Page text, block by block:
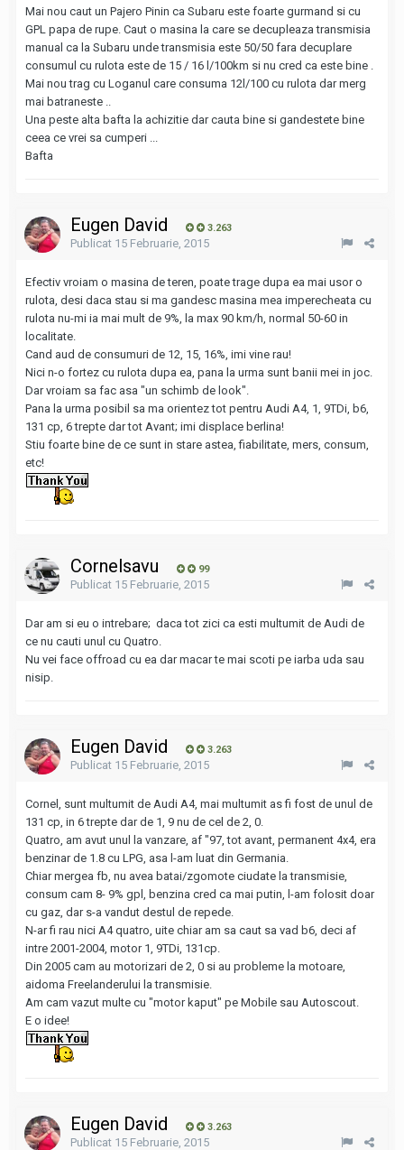
Mai nou caut un Pajero Pinin ca Subaru este foarte gurmand si cu
GPL papa de rupe. Caut o masina la care se decupleaza transmisia
manual ca la Subaru unde transmisia este 50/50 fara decuplare
consumul cu rulota este de 15 / 16 l/100km si nu cred ca este bine .
Mai nou trag cu Loganul care consuma 12l/100 cu rulota dar merg
mai batraneste ..
Una peste alta bafta la achizitie dar cauta bine si gandestete bine
ceea ce vrei sa cumperi ...
Bafta
Eugen David 3.263
Publicat 15 Februarie, 2015
Efectiv vroiam o masina de teren, poate trage dupa ea mai usor o
rulota, desi daca stau si ma gandesc masina mea imperecheata cu
rulota nu-mi ia mai mult de 9%, la max 90 km/h, normal 50-60 in
localitate.
Cand aud de consumuri de 12, 15, 16%, imi vine rau!
Nici n-o fortez cu rulota dupa ea, pana la urma sunt banii mei in joc.
Dar vroiam sa fac asa "un schimb de look".
Pana la urma posibil sa ma orientez tot pentru Audi A4, 1, 9TDi, b6,
131 cp, 6 trepte dar tot Avant; imi displace berlina!
Stiu foarte bine de ce sunt in stare astea, fiabilitate, mers, consum,
etc!
Cornelsavu 99
Publicat 15 Februarie, 2015
Dar am si eu o intrebare; daca tot zici ca esti multumit de Audi de
ce nu cauti unul cu Quatro.
Nu vei face offroad cu ea dar macar te mai scoti pe iarba uda sau
nisip.
Eugen David 3.263
Publicat 15 Februarie, 2015
Cornel, sunt multumit de Audi A4, mai multumit as fi fost de unul de
131 cp, in 6 trepte dar de 1, 9 nu de cel de 2, 0.
Quatro, am avut unul la vanzare, af "97, tot avant, permanent 4x4, era
benzinar de 1.8 cu LPG, asa l-am luat din Germania.
Chiar mergea fb, nu avea batai/zgomote ciudate la transmisie,
consum cam 8- 9% gpl, benzina cred ca mai putin, l-am folosit doar
cu gaz, dar s-a vandut destul de repede.
N-ar fi rau nici A4 quatro, uite chiar am sa caut sa vad b6, deci af
intre 2001-2004, motor 1, 9TDi, 131cp.
Din 2005 cam au motorizari de 2, 0 si au probleme la motoare,
aidoma Freelanderului la transmisie.
Am cam vazut multe cu "motor kaput" pe Mobile sau Autoscout.
E o idee!
Eugen David 3.263
Publicat 15 Februarie, 2015